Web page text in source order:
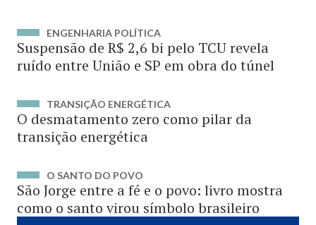
ENGENHARIA POLÍTICA
Suspensão de R$ 2,6 bi pelo TCU revela
ruído entre União e SP em obra do túnel
TRANSIÇÃO ENERGÉTICA
O desmatamento zero como pilar da
transição energética
O SANTO DO POVO
São Jorge entre a fé e o povo: livro mostra
como o santo virou símbolo brasileiro